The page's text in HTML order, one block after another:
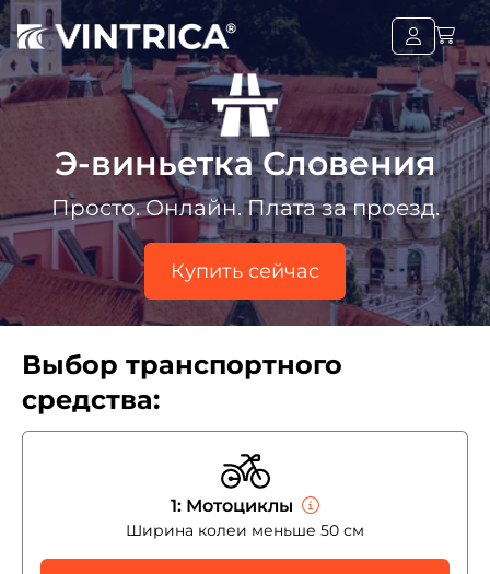
Э-виньетка Словения
Просто. Онлайн. Плата за проезд.
Купить сейчас
Выбор транспортного
средства:
1: Мотоциклы
Ширина колеи меньше 50 см